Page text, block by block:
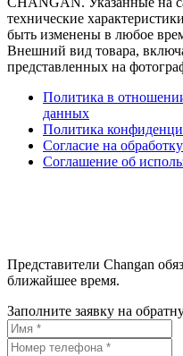
технические
быть изменены в любое
Внешний вид товара,
представленных на
Политика в
данных
Политика
Согласие на
Соглашение об
Представители Changan
ближайшее время.
Заполните заявку на